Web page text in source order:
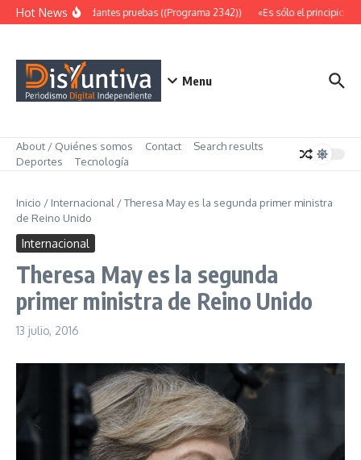
Saltar al contenido
Hot NewsAbundantes pruebas ((Programa 2342)) «Es sólo el principio»
Menu
About / Quiénes somos Contact
Search results
Deportes
Tecnología
Inicio / Internacional /Theresa May es la segunda primer ministra
de Reino Unido
Internacional
Theresa May es la segunda
primer ministra de Reino Unido
13 julio, 2016